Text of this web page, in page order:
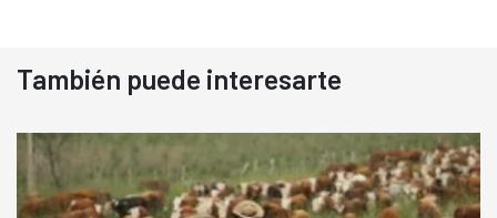
También puede interesarte